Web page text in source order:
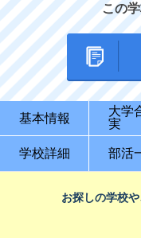
この
基本情報
大学
実
学校詳細 部活
お探しの学校